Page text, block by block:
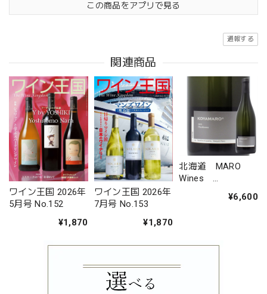
この商品をアプリで見る
通報する
関連商品
ワイン王国 2026年
5月号 No.152
¥1,870
ワイン王国 2026年
7月号 No.153
¥1,870
北海道 MARO
Wines
¥6,600